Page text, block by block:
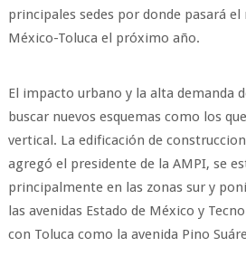
principales sedes por donde pasará
México-Toluca el próximo año.
El impacto urbano y la alta demanda
buscar nuevos esquemas como los
vertical. La edificación de
agregó el presidente de la AMPI, se
principalmente en las zonas sur y
las avenidas Estado de México y
con Toluca como la avenida Pino